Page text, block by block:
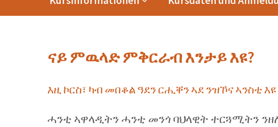
ናይ ምዉላድ ምቅርራብ እንታይ እዩ?
እዚ ኮርስ፣ ካብ መበቆል ዓደን ርሒቐን ኣደ ንዝኾና ኣንስቲ
ሓንቲ ኣዋላዲትን ሓንቲ መንጎ ባህላዊት ተርጓሚትን